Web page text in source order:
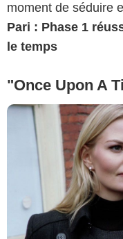
moment de séduire
Pari : Phase 1
le temps
"Once Upon A